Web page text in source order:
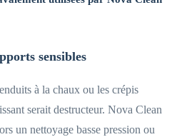
sensibles
à la chaux ou les crépis
serait destructeur. Nova Clean
un nettoyage basse pression ou